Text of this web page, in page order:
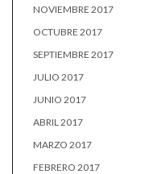
NOVIEMBRE 2017
OCTUBRE 2017
SEPTIEMBRE 2017
JULIO 2017
JUNIO 2017
ABRIL 2017
MARZO 2017
FEBRERO 2017